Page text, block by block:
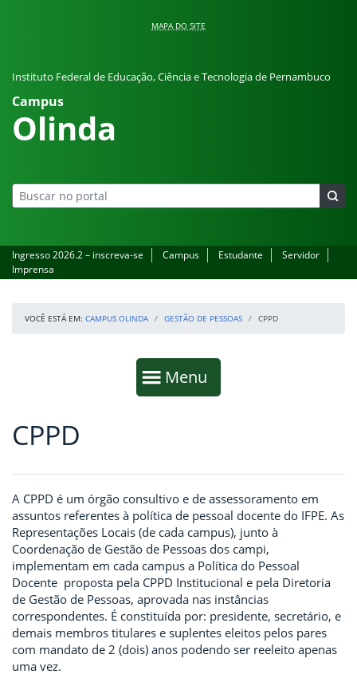
MAPA DO SITE
Instituto Federal de Educação, Ciência e Tecnologia de Pernambuco
Campus
Olinda
Ingresso 2026.2 – inscreva-se Campus Estudante
Servidor
Imprensa
VOCÊ ESTÁ EM: CAMPUS OLINDA GESTÃO DE PESSOAS CPPD
Mostrar
Menu
Fim da navegação
Início do conteúdo
CPPD
A CPPD é um órgão consultivo e de assessoramento em
assuntos referentes à política de pessoal docente do IFPE. As
Representações Locais (de cada campus), junto à
Coordenação de Gestão de Pessoas dos campi,
implementam em cada campus a Política do Pessoal
Docente proposta pela CPPD Institucional e pela Diretoria
de Gestão de Pessoas, aprovada nas instâncias
correspondentes. É constituída por: presidente, secretário, e
demais membros titulares e suplentes eleitos pelos pares
com mandato de 2 (dois) anos podendo ser reeleito apenas
uma vez.